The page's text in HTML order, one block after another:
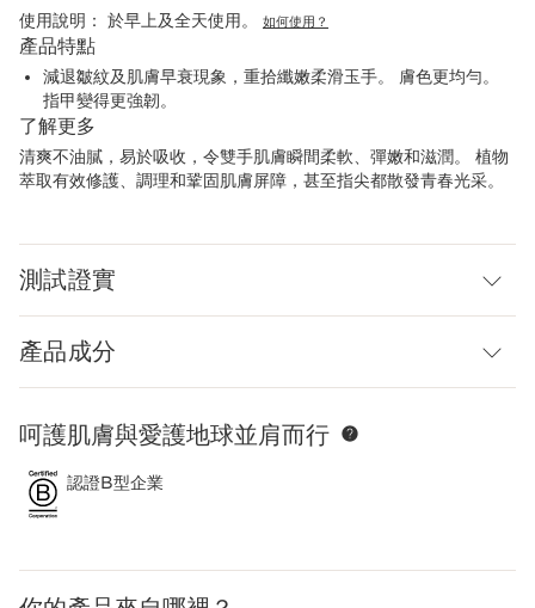
使用說明： 於早上及全天使用。 如何使用？
產品特點
減退皺紋及肌膚早衰現象，重拾纖嫩柔滑玉手。 膚色更均勻。
指甲變得更強韌。
了解更多
清爽不油膩，易於吸收，令雙手肌膚瞬間柔軟、彈嫩和滋潤。 植物
萃取有效修護、調理和鞏固肌膚屏障，甚至指尖都散發青春光采。
測試證實
產品成分
跳至內容
呵護肌膚與愛護地球並肩而行
認證B型企業